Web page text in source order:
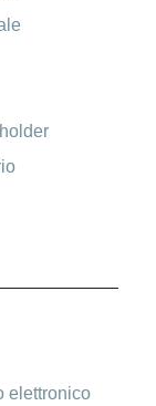
elettronico